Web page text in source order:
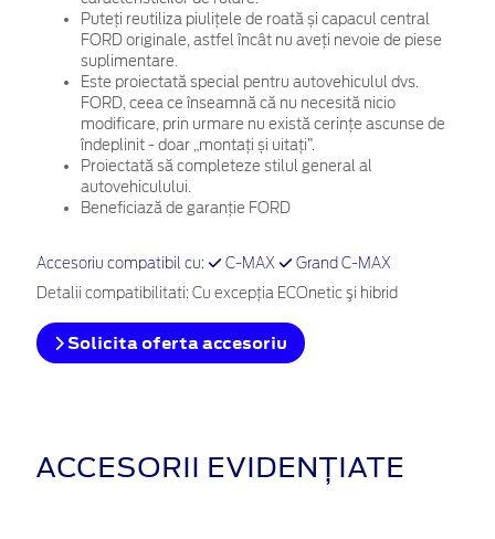
Puteți reutiliza piulițele de roată și capacul central
FORD originale, astfel încât nu aveți nevoie de piese
suplimentare.
Este proiectată special pentru autovehiculul dvs.
FORD, ceea ce înseamnă că nu necesită nicio
modificare, prin urmare nu există cerințe ascunse de
îndeplinit - doar „montați și uitați”.
Proiectată să completeze stilul general al
autovehiculului.
Beneficiază de garanție FORD
Accesoriu compatibil cu: C-MAX Grand C-MAX
Detalii compatibilitati: Cu excepţia ECOnetic şi hibrid
Solicita oferta accesoriu
ACCESORII EVIDENȚIATE